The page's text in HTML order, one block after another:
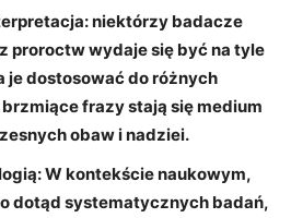
: niektórzy badacze
proroctw wydaje się być na‌ tyle
‍je dostosować do różnych‌
frazy stają ​sięmedium
obawi nadziei.
: W kontekście naukowym,
dotąd systematycznych badań,⁣